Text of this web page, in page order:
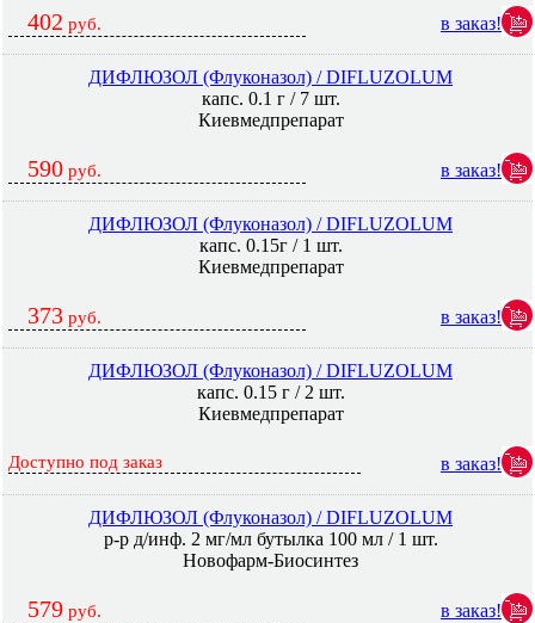
402 руб. в заказ!
ДИФЛЮЗОЛ (Флуконазол) / DIFLUZOLUM
капс. 0.1 г / 7 шт.
Киевмедпрепарат
590 руб. в заказ!
ДИФЛЮЗОЛ (Флуконазол) / DIFLUZOLUM
капс. 0.15г / 1 шт.
Киевмедпрепарат
373 руб. в заказ!
ДИФЛЮЗОЛ (Флуконазол) / DIFLUZOLUM
капс. 0.15 г / 2 шт.
Киевмедпрепарат
Доступно под заказ в заказ!
ДИФЛЮЗОЛ (Флуконазол) / DIFLUZOLUM
р-р д/инф. 2 мг/мл бутылка 100 мл / 1 шт.
Новофарм-Биосинтез
579 руб. в заказ!